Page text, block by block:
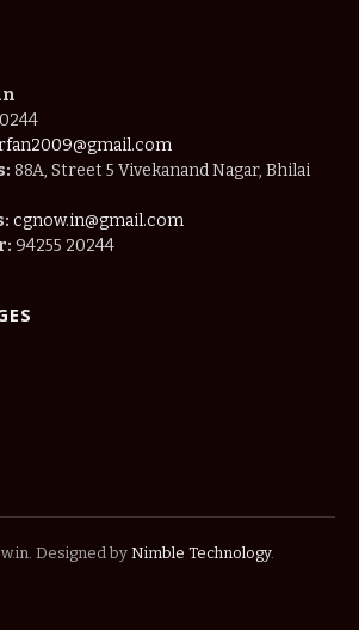
88A, Street 5 Vivekanand Nagar, Bhilai
cgnow.in@gmail.com
94255 20244
Designed by Nimble Technology.